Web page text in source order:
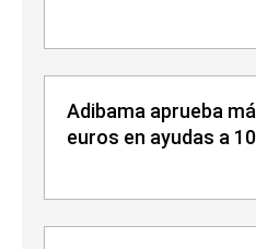
Adibama aprueba
euros en ayudas a